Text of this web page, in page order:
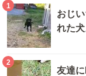
1
おじ
れた
2
友達